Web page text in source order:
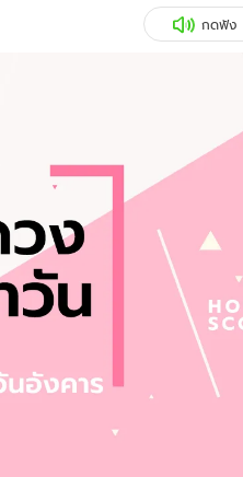
สุขภาพ
Sanook Choice
กดฟัง